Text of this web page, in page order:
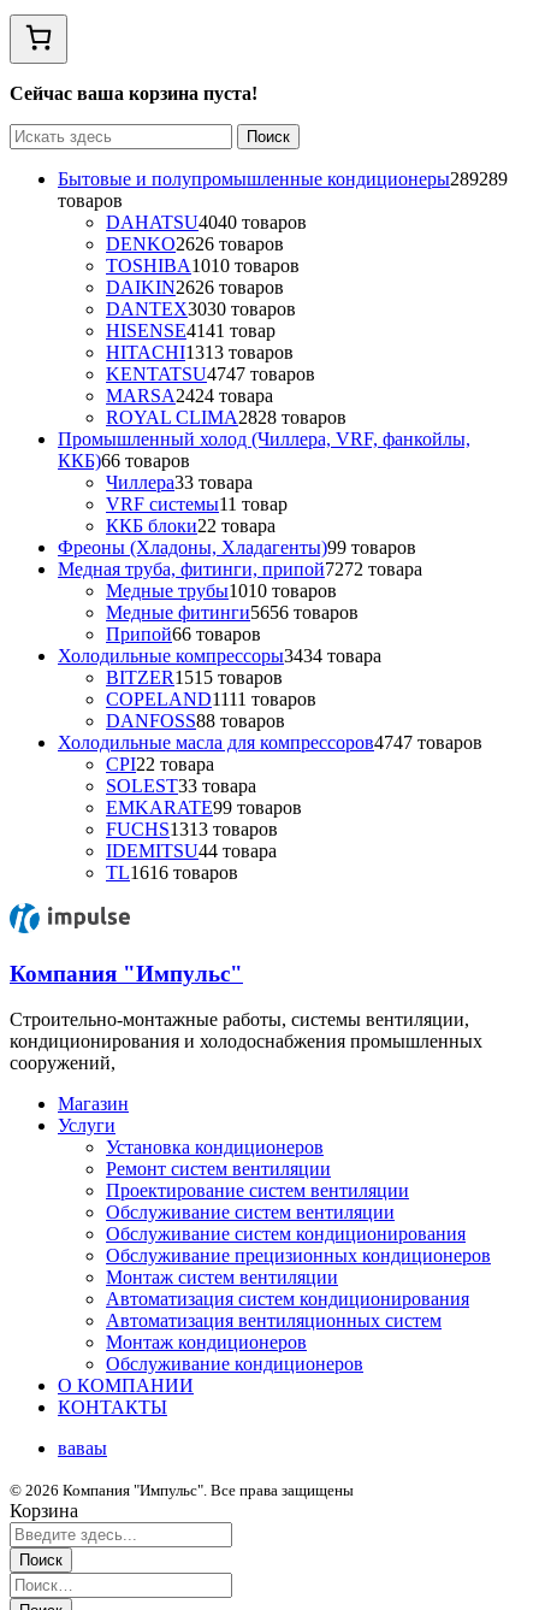
Сейчас ваша корзина пуста!
Бытовые и полупромышленные кондиционеры289289
товаров
DAHATSU4040 товаров
DENKO2626 товаров
TOSHIBA1010 товаров
DAIKIN2626 товаров
DANTEX3030 товаров
HISENSE4141 товар
HITACHI1313 товаров
KENTATSU4747 товаров
MARSA2424 товара
ROYAL CLIMA2828 товаров
Промышленный холод (Чиллера, VRF, фанкойлы,
ККБ)66 товаров
Чиллера33 товара
VRF системы11 товар
ККБ блоки22 товара
Фреоны (Хладоны, Хладагенты)99 товаров
Медная труба, фитинги, припой7272 товара
Медные трубы1010 товаров
Медные фитинги5656 товаров
Припой66 товаров
Холодильные компрессоры3434 товара
BITZER1515 товаров
COPELAND1111 товаров
DANFOSS88 товаров
Холодильные масла для компрессоров4747 товаров
CPI22 товара
SOLEST33 товара
EMKARATE99 товаров
FUCHS1313 товаров
IDEMITSU44 товара
TL1616 товаров
Компания "Импульс"
Строительно-монтажные работы, системы вентиляции,
кондиционирования и холодоснабжения промышленных
сооружений,
Магазин
Услуги
Установка кондиционеров
Ремонт систем вентиляции
Проектирование систем вентиляции
Обслуживание систем вентиляции
Обслуживание систем кондиционирования
Обслуживание прецизионных кондиционеров
Монтаж систем вентиляции
Автоматизация систем кондиционирования
Автоматизация вентиляционных систем
Монтаж кондиционеров
Обслуживание кондиционеров
О КОМПАНИИ
КОНТАКТЫ
ваваы
© 2026 Компания "Импульс". Все права защищены
Корзина